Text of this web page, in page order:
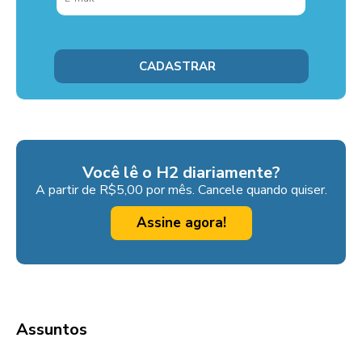
Você lê o H2 diariamente?
A partir de R$5,00 por mês. Cancele quando quiser.
Assine agora!
Assuntos